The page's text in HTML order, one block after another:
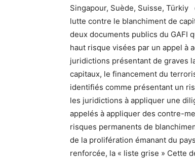
Singapour, Suède, Suisse,
lutte contre le blanchiment de
deux documents publics du GAFI
haut risque visées par un appel à
juridictions présentant de graves
capitaux, le financement du
identifiés comme présentant un
les juridictions à appliquer une
appelés à appliquer des contre-
risques permanents de
de la prolifération émanant du
renforcée, la « liste grise » Cette